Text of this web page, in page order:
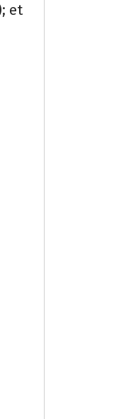
et